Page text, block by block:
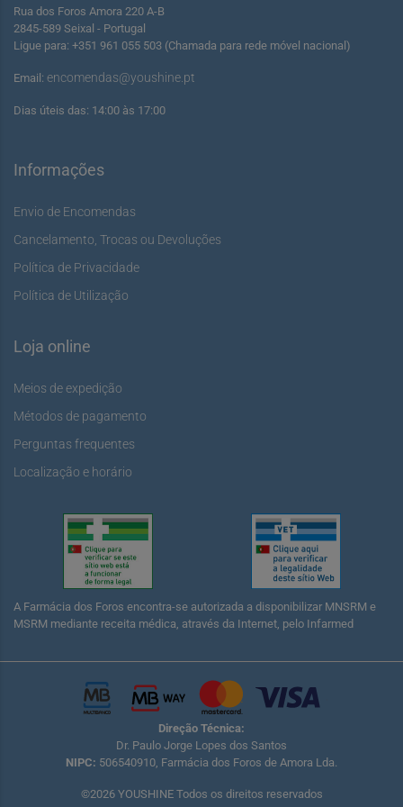
Rua dos Foros Amora 220 A-B
2845-589 Seixal - Portugal
Ligue para: +351 961 055 503 (Chamada para rede móvel nacional)
Email: encomendas@youshine.pt
Dias úteis das: 14:00 às 17:00
Informações
Envio de Encomendas
Cancelamento, Trocas ou Devoluções
Política de Privacidade
Política de Utilização
Loja online
Meios de expedição
Métodos de pagamento
Perguntas frequentes
Localização e horário
A Farmácia dos Foros encontra-se autorizada a disponibilizar MNSRM e
MSRM mediante receita médica, através da Internet, pelo Infarmed
Direção Técnica:
Dr. Paulo Jorge Lopes dos Santos
NIPC: 506540910, Farmácia dos Foros de Amora Lda.
©2026 YOUSHINE Todos os direitos reservados